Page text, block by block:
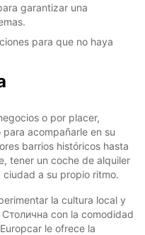
garantizar una
para que no haya
o por placer,
acompañarle en su
barrios históricos hasta
tener un coche de alquiler
a su propio ritmo.
la cultura local y
con la comodidad
le ofrece la